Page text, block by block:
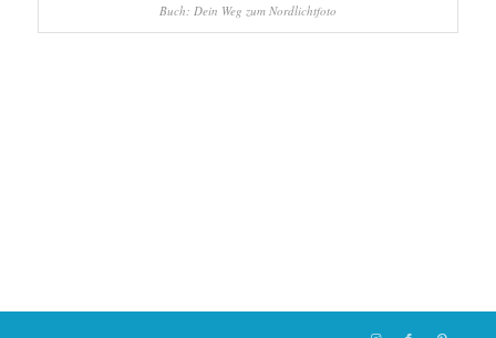
Buch: Dein Weg zum Nordlichtfoto